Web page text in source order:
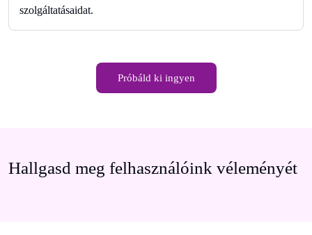
szolgáltatásaidat.
Próbáld ki ingyen
Hallgasd meg felhasználóink véleményét